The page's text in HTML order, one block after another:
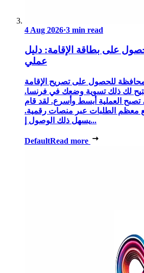
4 Aug 2026·3 min read
على بطاقة الإقامة: دليل
عملي
للحصول على تصريح الإقامة
لك ذلك تسوية وضعك في فرنسا.
تصبح العملية أبسط وأسرع. لقد قام
معظم الطلبات عبر منصات رقمية.
يسهل ذلك الوصول إ...
DefaultRead more